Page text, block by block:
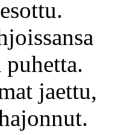
jaettu,